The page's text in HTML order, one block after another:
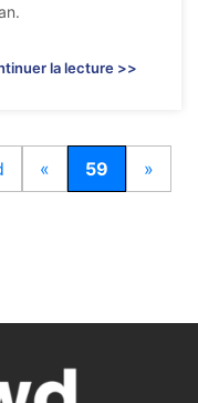
la lecture >>
« 59 »